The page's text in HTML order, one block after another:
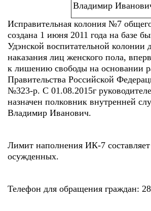
Владимир
Исправительная колония №7
создана 1 июня 2011 года на базе
Удэнской воспитательной колонии
наказания лиц женского пола,
к лишению свободы на основании
Правительства Российской
№323-р. С 01.08.2015г
назначен полковник внутренней
Владимир Иванович.
Лимит наполнения ИК-7
осужденных.
Телефон для обращения граждан: